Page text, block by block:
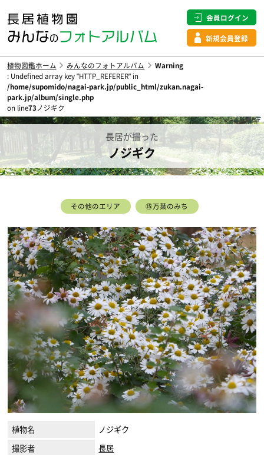
会員ログイン
新規会員登録
植物図鑑ホーム みんなのフォトアルバム
Warning
: Undefined array key "HTTP_REFERER" in
/home/supomido/nagai-park.jp/public_html/zukan.nagai-
park.jp/album/single.php
on line73ノジギク
長居が撮った
ノジギク
その他のエリア ⑮万葉のみち
植物名
ノジギク
撮影者
長居